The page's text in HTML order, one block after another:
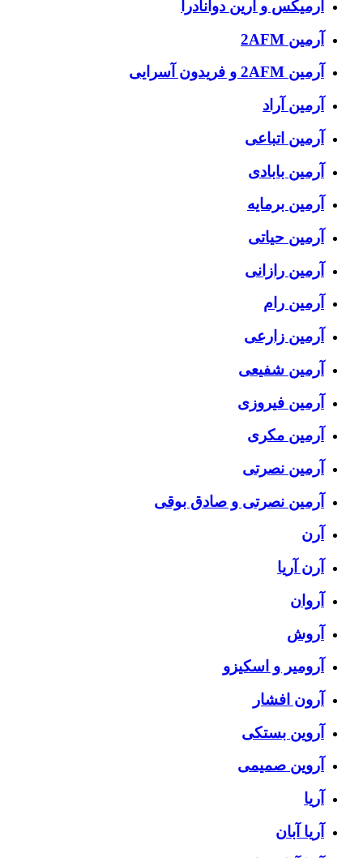
آرمیکس و ارین دوانادرا
آرمین 2AFM
آرمین 2AFM و فریدون آسرایی
آرمین آراد
آرمین اتباعی
آرمین بابادی
آرمین برمایه
آرمین حیاتی
آرمین رازانی
آرمین رام
آرمین زارعی
آرمین شفیعی
آرمین فیروزی
آرمین مکری
آرمین نصرتی
آرمین نصرتی و صادق بوقی
آرن
آرن آریا
آروان
آروش
آرومیر و اسکیزو
آرون افشار
آروین بستکی
آروین صمیمی
آریا
آریا آبان